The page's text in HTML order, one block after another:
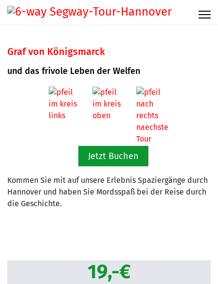
Graf von Königsmarck
und das frivole Leben der Welfen
Jetzt Buchen
Kommen Sie mit auf unsere Erlebnis Spaziergänge durch
Hannover und haben Sie Mordsspaß bei der Reise durch
die Geschichte.
19,-€